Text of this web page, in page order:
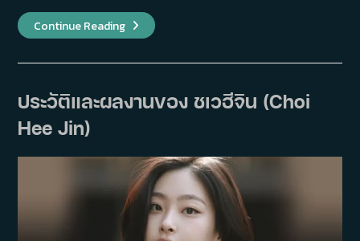
Continue Readingประวัติ
และ
ฮุน
ประวัติและผลงานของ ชเวฮีจิน (Choi
Hee Jin)